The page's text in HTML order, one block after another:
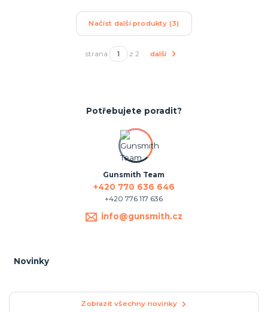
Načíst další produkty (3)
strana z 2 další
Potřebujete poradit?
Gunsmith Team
+420 770 636 646
+420 776 117 636
info@gunsmith.cz
Novinky
Zobrazit všechny novinky